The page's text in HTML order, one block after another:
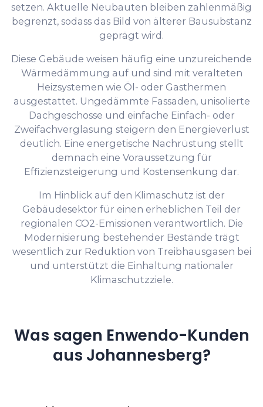
setzen. Aktuelle Neubauten bleiben zahlenmäßig
begrenzt, sodass das Bild von älterer Bausubstanz
geprägt wird.
Diese Gebäude weisen häufig eine unzureichende
Wärmedämmung auf und sind mit veralteten
Heizsystemen wie Öl- oder Gasthermen
ausgestattet. Ungedämmte Fassaden, unisolierte
Dachgeschosse und einfache Einfach- oder
Zweifachverglasung steigern den Energieverlust
deutlich. Eine energetische Nachrüstung stellt
demnach eine Voraussetzung für
Effizienzsteigerung und Kostensenkung dar.
Im Hinblick auf den Klimaschutz ist der
Gebäudesektor für einen erheblichen Teil der
regionalen CO2-Emissionen verantwortlich. Die
Modernisierung bestehender Bestände trägt
wesentlich zur Reduktion von Treibhausgasen bei
und unterstützt die Einhaltung nationaler
Klimaschutzziele.
Was sagen Enwendo-Kunden
aus Johannesberg?